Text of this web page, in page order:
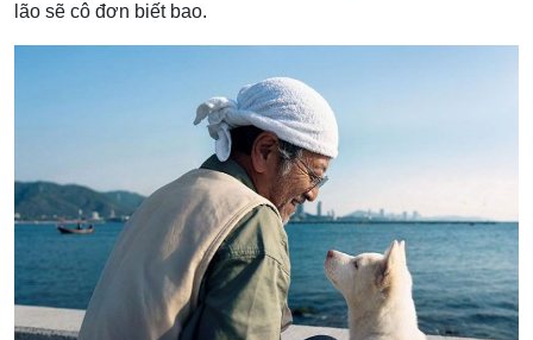
lão sẽ cô đơn biết bao.